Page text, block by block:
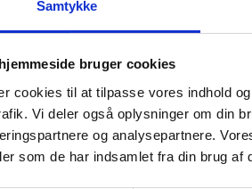
Samtykke
bruger cookies
cookies til at tilpasse vores indhold
Vi deler også oplysninger om din
og analysepartnere.
som de har indsamlet fra din brug af